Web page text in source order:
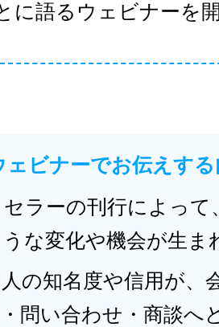
に語るウェビナーを
ェビナーでお伝えす
ラーの刊行によって
な変化や機会が生ま
の知名度や信用が、
問い合わせ・商談へ